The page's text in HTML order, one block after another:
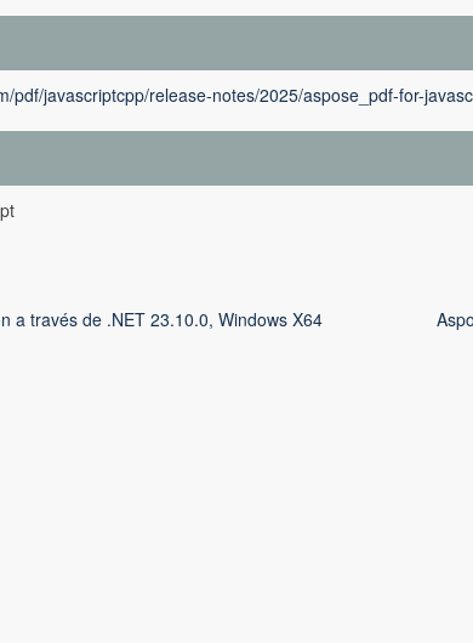
pdf/javascriptcpp/release-notes/2025/aspose_pdf-for-
a través de .NET 23.10.0, Windows X64